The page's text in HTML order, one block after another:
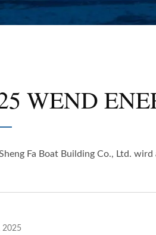
WEND
Fa Boat Building Co., Ltd.
2025